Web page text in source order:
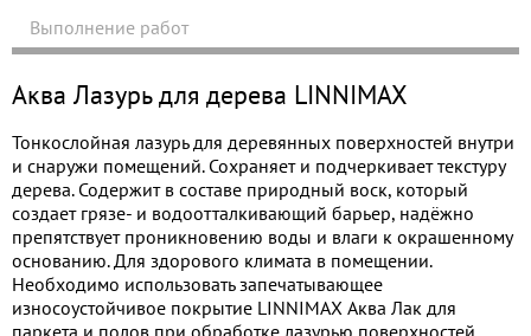
Выполнение работ
Аква Лазурь для дерева LINNIMAX
Тонкослойная лазурь для деревянных поверхностей внутри
и снаружи помещений. Сохраняет и подчеркивает текстуру
дерева. Содержит в составе природный воск, который
создает грязе- и водоотталкивающий барьер, надёжно
препятствует проникновению воды и влаги к окрашенному
основанию. Для здорового климата в помещении.
Необходимо использовать запечатывающее
износоустойчивое покрытие LINNIMAX Аква Лак для
паркета и полов при обработке лазурью поверхностей,